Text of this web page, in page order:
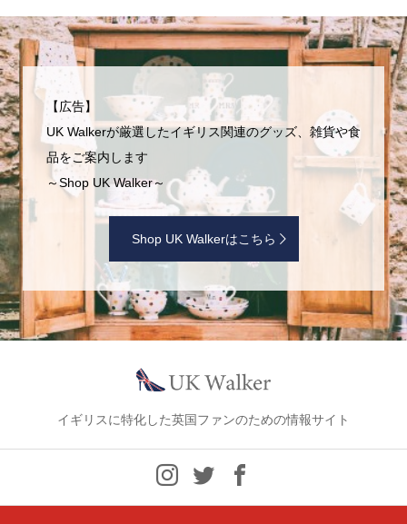
【広告】
UK Walkerが厳選したイギリス関連のグッズ、雑貨や食
品をご案内します
～Shop UK Walker～
Shop UK Walkerはこちら
イギリスに特化した英国ファンのための情報サイト